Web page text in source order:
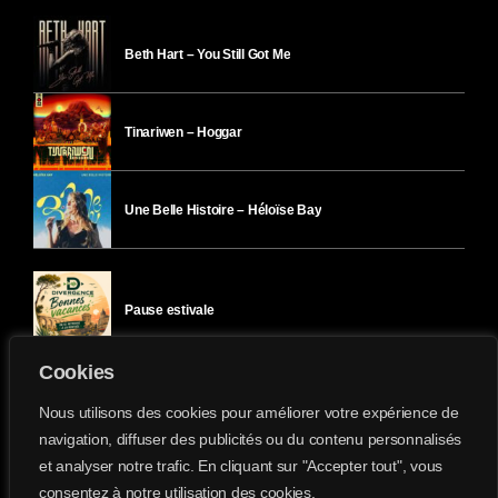
Cookies
Nous utilisons des cookies pour améliorer votre expérience de
navigation, diffuser des publicités ou du contenu personnalisés
et analyser notre trafic. En cliquant sur "Accepter tout", vous
consentez à notre utilisation des cookies.
Beth Hart – You Still Got Me
Tinariwen – Hoggar
Une Belle Histoire – Héloïse Bay
Pause estivale
Ici l’Ombre – mardi 28 juillet